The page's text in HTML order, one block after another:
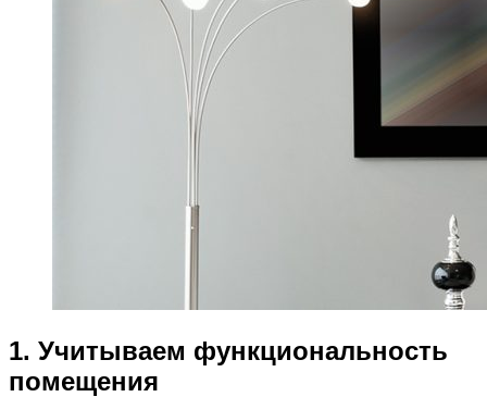
1. Учитываем функциональность
помещения